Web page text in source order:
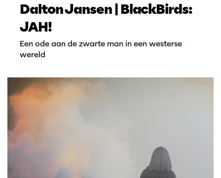
Dalton Jansen | BlackBirds:
JAH!
Een ode aan de zwarte man in een westerse
wereld